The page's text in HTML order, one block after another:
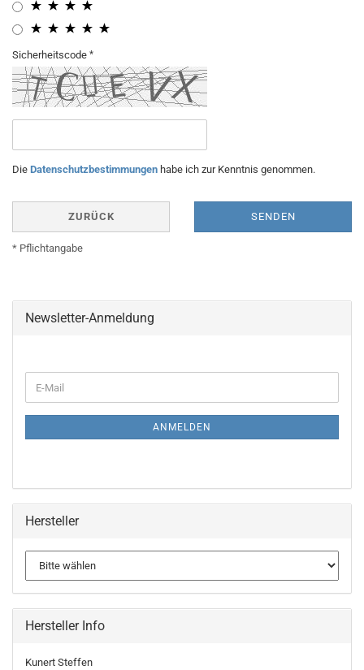
Sicherheitscode
Die Datenschutzbestimmungen habe ich zur Kenntnis genommen.
ZURÜCK SENDEN
* Pflichtangabe
Newsletter-Anmeldung
ZUR
E-
Mail
ANMELDEN
Hersteller
Hersteller Info
Kunert Steffen